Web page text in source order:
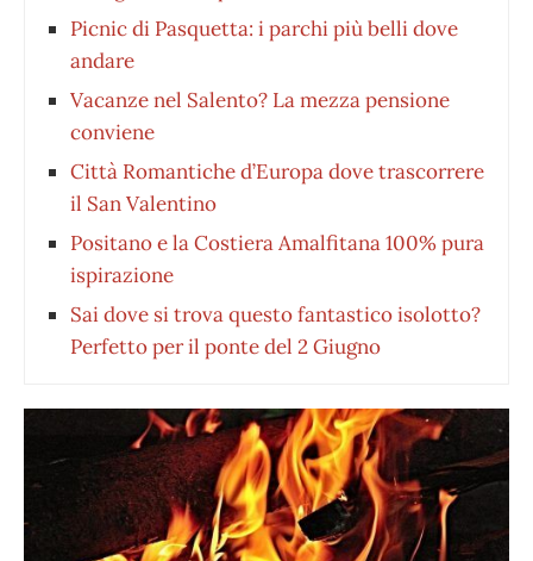
Picnic di Pasquetta: i parchi più belli dove
andare
Vacanze nel Salento? La mezza pensione
conviene
Città Romantiche d’Europa dove trascorrere
il San Valentino
Positano e la Costiera Amalfitana 100% pura
ispirazione
Sai dove si trova questo fantastico isolotto?
Perfetto per il ponte del 2 Giugno